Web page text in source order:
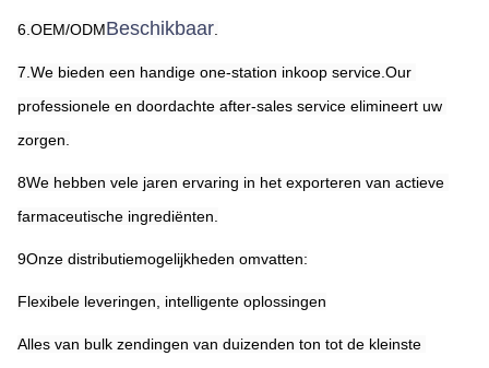
6.OEM/ODMBeschikbaar.
7.We bieden een handige one-station inkoop service.Our
professionele en doordachte after-sales service elimineert uw
zorgen.
8We hebben vele jaren ervaring in het exporteren van actieve
farmaceutische ingrediënten.
9Onze distributiemogelijkheden omvatten:
Flexibele leveringen, intelligente oplossingen
Alles van bulk zendingen van duizenden ton tot de kleinste